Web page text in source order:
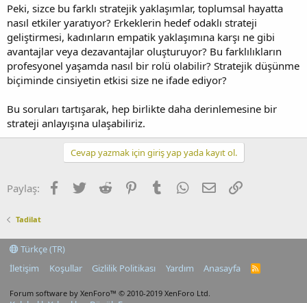
Peki, sizce bu farklı stratejik yaklaşımlar, toplumsal hayatta
nasıl etkiler yaratıyor? Erkeklerin hedef odaklı strateji
geliştirmesi, kadınların empatik yaklaşımına karşı ne gibi
avantajlar veya dezavantajlar oluşturuyor? Bu farklılıkların
profesyonel yaşamda nasıl bir rolü olabilir? Stratejik düşünme
biçiminde cinsiyetin etkisi size ne ifade ediyor?
Bu soruları tartışarak, hep birlikte daha derinlemesine bir
strateji anlayışına ulaşabiliriz.
Cevap yazmak için giriş yap yada kayıt ol.
Paylaş: Facebook
TwitterReddit PinterestTumblrWhatsApp
E-postaLink
Tadilat
Türkçe (TR)
İletişim
Koşullar Gizlilik Politikası Yardım Anasayfa
R
Forum software by XenForo™ © 2010-2019 XenForo Ltd.